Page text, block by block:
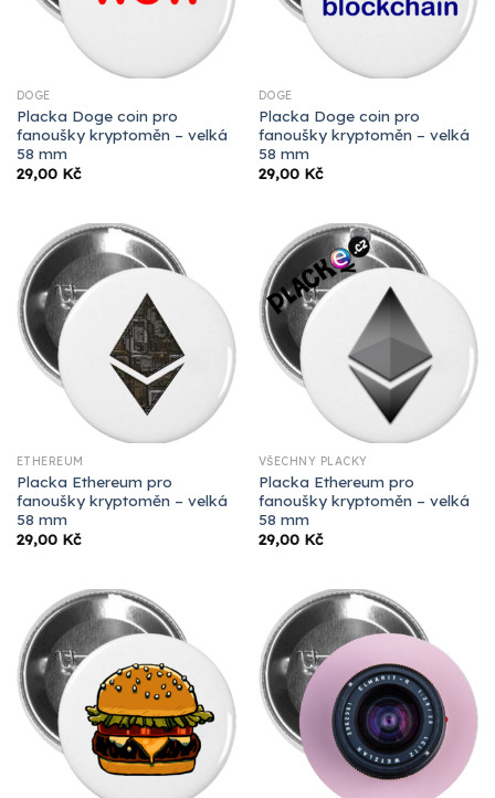
DOGE
Placka Doge coin pro
fanoušky kryptoměn – velká
58 mm
29,00 Kč
DOGE
Placka Doge coin pro
fanoušky kryptoměn – velká
58 mm
29,00 Kč
ETHEREUM
Placka Ethereum pro
fanoušky kryptoměn – velká
58 mm
29,00 Kč
VŠECHNY PLACKY
Placka Ethereum pro
fanoušky kryptoměn – velká
58 mm
29,00 Kč